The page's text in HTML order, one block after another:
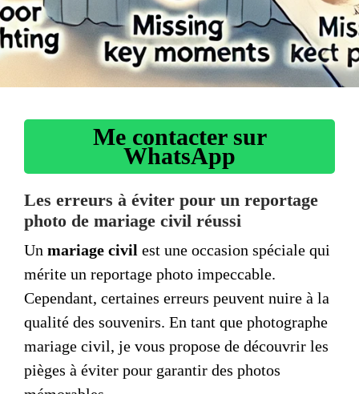
Me contacter sur
WhatsApp
Les erreurs à éviter pour un reportage
photo de mariage civil réussi
Un mariage civil est une occasion spéciale qui
mérite un reportage photo impeccable.
Cependant, certaines erreurs peuvent nuire à la
qualité des souvenirs. En tant que photographe
mariage civil, je vous propose de découvrir les
pièges à éviter pour garantir des photos